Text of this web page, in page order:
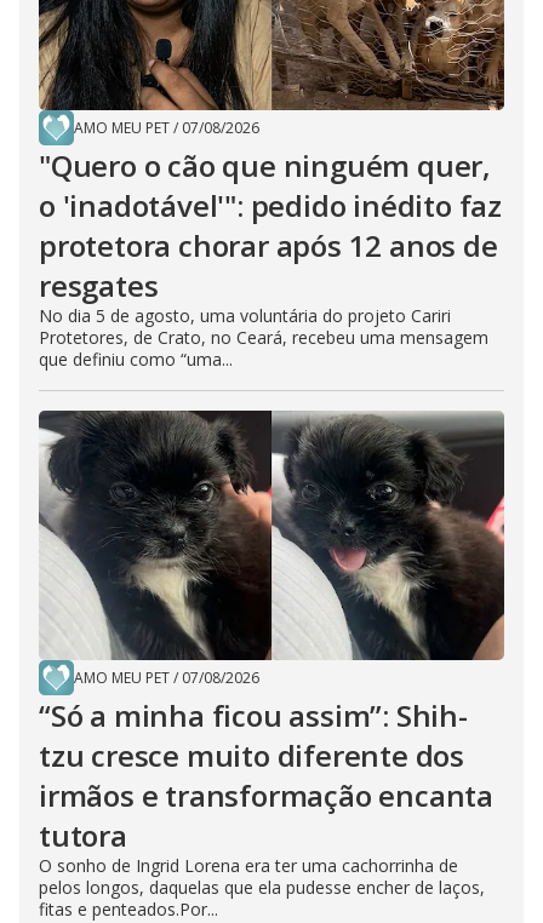
AMO MEU PET/ 07/08/2026
"Quero o cão que ninguém quer,
o 'inadotável'": pedido inédito faz
protetora chorar após 12 anos de
resgates
No dia 5 de agosto, uma voluntária do projeto Cariri
Protetores, de Crato, no Ceará, recebeu uma mensagem
que definiu como “uma...
AMO MEU PET/ 07/08/2026
“Só a minha ficou assim”: Shih-
tzu cresce muito diferente dos
irmãos e transformação encanta
tutora
O sonho de Ingrid Lorena era ter uma cachorrinha de
pelos longos, daquelas que ela pudesse encher de laços,
fitas e penteados.Por...